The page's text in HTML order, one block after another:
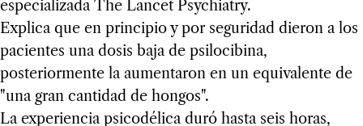
especializada The Lancet Psychiatry.
Explica que en principio y por seguridad dieron a los
pacientes una dosis baja de psilocibina,
posteriormente la aumentaron en un equivalente de
"una gran cantidad de hongos".
La experiencia psicodélica duró hasta seis horas,